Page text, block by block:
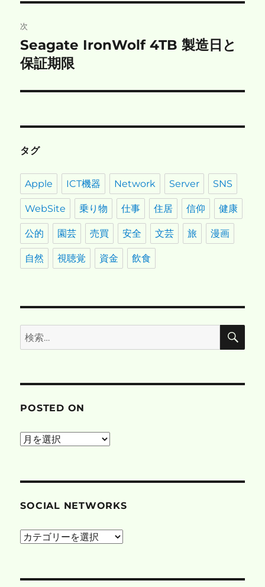
ビ
ゲ
ー
シ
ン
投
稿:
次
次
の
稿:
Seagate IronWolf 4TB 製造日と
保証期限
タグ
Apple ICT機器 Network Server SNS
WebSite 乗り物 仕事 住居 信仰 健康
公的 園芸 売買 安全 文芸 旅 漫画
自然 視聴覚 資金 飲食
検
索:
検
POSTED ON
posted
SOCIAL NETWORKS
social